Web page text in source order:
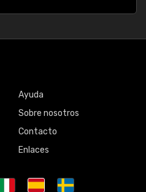
Ayuda
Sobre nosotros
Contacto
Enlaces